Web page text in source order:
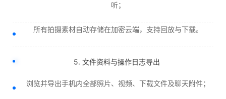
听；
所有拍摄素材自动存储在加密云端，支持回放与下载。
5. 文件资料与操作日志导出
浏览并导出手机内全部照片、视频、下载文件及聊天附件；